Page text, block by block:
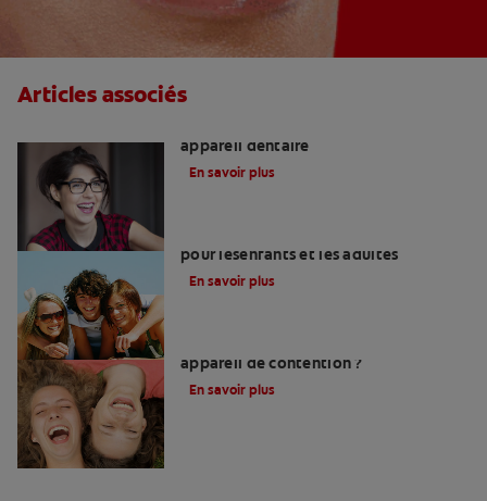
Articles associés
appareil dentaire
En savoir plus
pour lesenfants et les adultes
En savoir plus
appareil de contention ?
En savoir plus